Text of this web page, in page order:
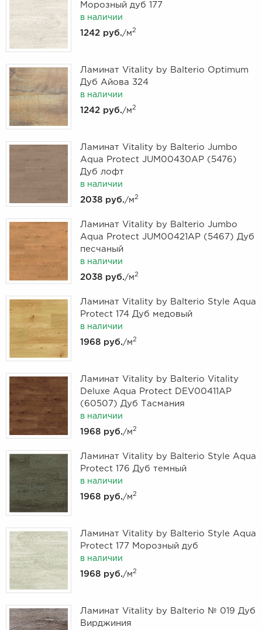
Морозный дуб 177
в наличии
1242 руб./м2
Ламинат Vitality by Balterio Optimum
Дуб Айова 324
в наличии
1242 руб./м2
Ламинат Vitality by Balterio Jumbo
Aqua Protect JUM00430AP (5476)
Дуб лофт
в наличии
2038 руб./м2
Ламинат Vitality by Balterio Jumbo
Aqua Protect JUM00421AP (5467) Дуб
песчаный
в наличии
2038 руб./м2
Ламинат Vitality by Balterio Style Aqua
Protect 174 Дуб медовый
в наличии
1968 руб./м2
Ламинат Vitality by Balterio Vitality
Deluxe Aqua Protect DEV00411AP
(60507) Дуб Тасмания
в наличии
1968 руб./м2
Ламинат Vitality by Balterio Style Aqua
Protect 176 Дуб темный
в наличии
1968 руб./м2
Ламинат Vitality by Balterio Style Aqua
Protect 177 Морозный дуб
в наличии
1968 руб./м2
Ламинат Vitality by Balterio № 019 Дуб
Вирджиния